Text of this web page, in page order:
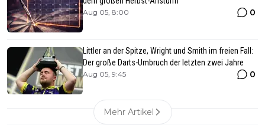
Aug 05, 8:00 0
Littler an der Spitze, Wright und Smith im freien Fall:
Der große Darts-Umbruch der letzten zwei Jahre
Aug 05, 9:45 0
Mehr Artikel